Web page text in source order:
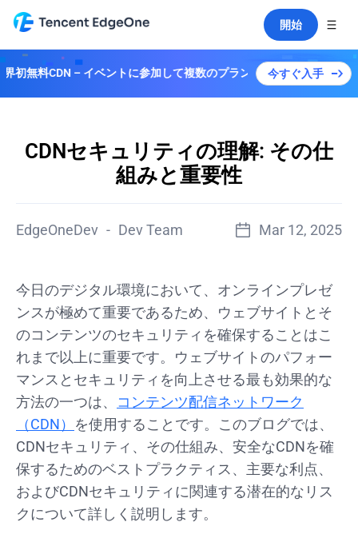
開始
ントに参加して複数のプランを解除しよう！ 今すぐ入手
CDNセキュリティの理解: その仕
組みと重要性
EdgeOneDev - Dev Team Mar 12, 2025
今日のデジタル環境において、オンラインプレゼ
ンスが極めて重要であるため、ウェブサイトとそ
のコンテンツのセキュリティを確保することはこ
れまで以上に重要です。ウェブサイトのパフォー
マンスとセキュリティを向上させる最も効果的な
方法の一つは、 コンテンツ配信ネットワーク
（CDN） を使用することです。このブログでは、
CDNセキュリティ、その仕組み、安全なCDNを確
保するためのベストプラクティス、主要な利点、
およびCDNセキュリティに関連する潜在的なリス
クについて詳しく説明します。